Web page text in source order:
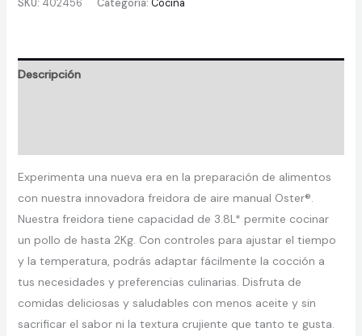
SKU: 402456 Categoría: Cocina
Descripción
Experimenta una nueva era en la preparación de alimentos
con nuestra innovadora freidora de aire manual Oster®.
Nuestra freidora tiene capacidad de 3.8L* permite cocinar
un pollo de hasta 2Kg. Con controles para ajustar el tiempo
y la temperatura, podrás adaptar fácilmente la cocción a
tus necesidades y preferencias culinarias. Disfruta de
comidas deliciosas y saludables con menos aceite y sin
sacrificar el sabor ni la textura crujiente que tanto te gusta.